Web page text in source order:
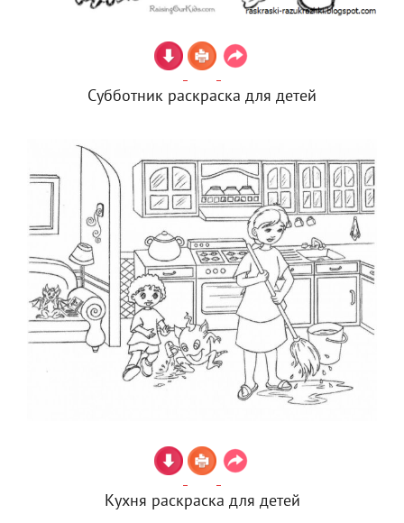
Субботник раскраска для детей
Кухня раскраска для детей